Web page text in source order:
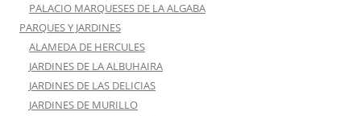
PALACIO MARQUESES DE LA ALGABA
PARQUES Y JARDINES
ALAMEDA DE HERCULES
JARDINES DE LA ALBUHAIRA
JARDINES DE LAS DELICIAS
JARDINES DE MURILLO